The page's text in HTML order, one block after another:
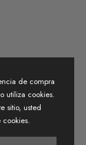
de compra
utiliza cookies.
sitio, usted